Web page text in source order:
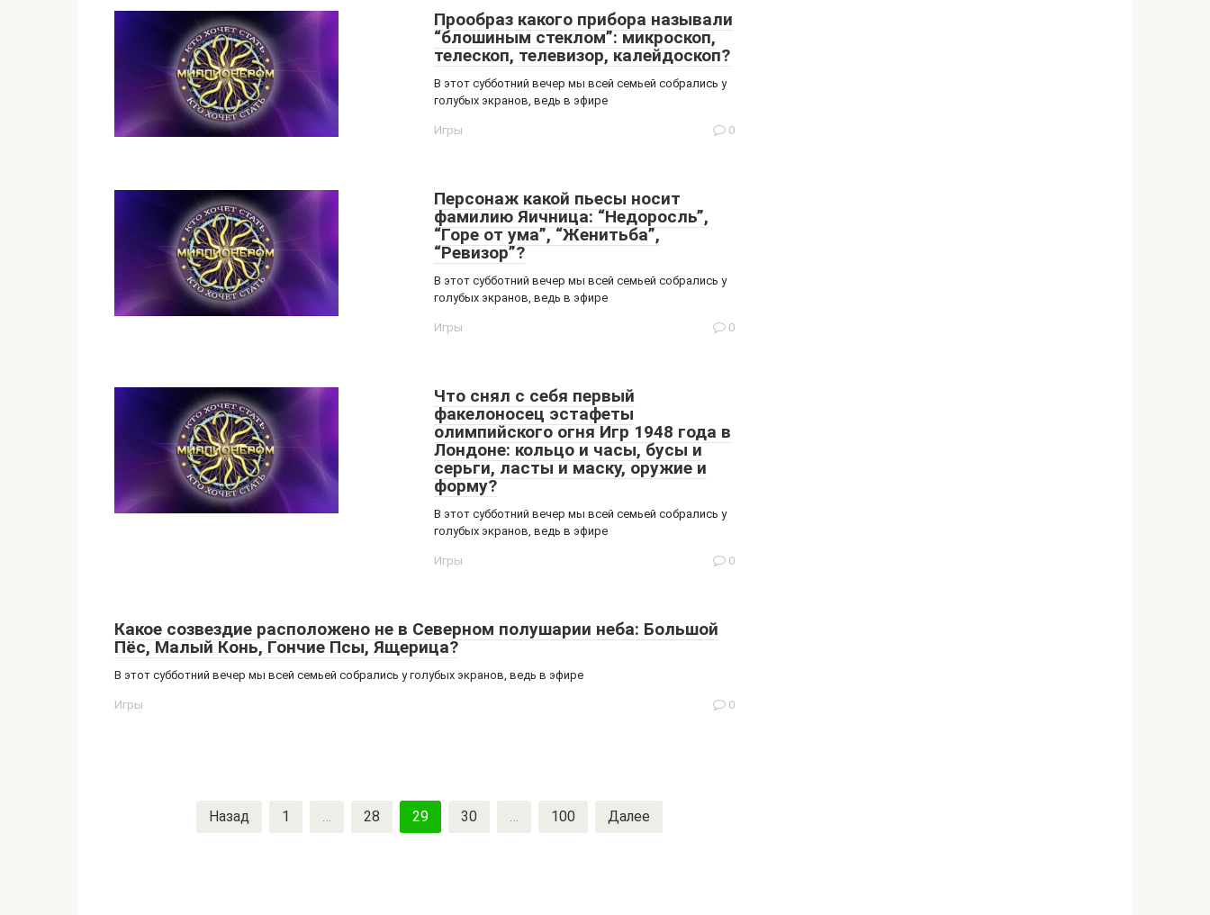
Прообраз какого прибора называли
“блошиным стеклом”: микроскоп,
телескоп, телевизор, калейдоскоп?
В этот субботний вечер мы всей семьей собрались у
голубых экранов, ведь в эфире
Игры 0
Персонаж какой пьесы носит
фамилию Яичница: “Недоросль”,
“Горе от ума”, “Женитьба”,
“Ревизор”?
В этот субботний вечер мы всей семьей собрались у
голубых экранов, ведь в эфире
Игры 0
Что снял с себя первый
факелоносец эстафеты
олимпийского огня Игр 1948 года в
Лондоне: кольцо и часы, бусы и
серьги, ласты и маску, оружие и
форму?
В этот субботний вечер мы всей семьей собрались у
голубых экранов, ведь в эфире
Игры 0
Какое созвездие расположено не в Северном полушарии неба: Большой
Пёс, Малый Конь, Гончие Псы, Ящерица?
В этот субботний вечер мы всей семьей собрались у голубых экранов, ведь в эфире
Игры 0
Назад 1 … 28 29 30 … 100 Далее